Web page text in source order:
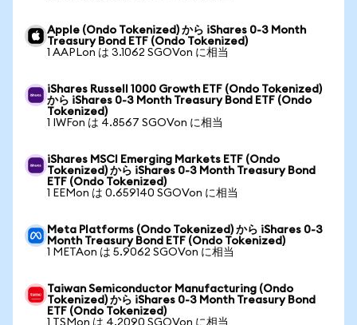
Apple (Ondo Tokenized) から iShares 0-3 Month
Treasury Bond ETF (Ondo Tokenized)
1 AAPLon は 3.1062 SGOVon に相当
iShares Russell 1000 Growth ETF (Ondo Tokenized)
から iShares 0-3 Month Treasury Bond ETF (Ondo
Tokenized)
1 IWFon は 4.8567 SGOVon に相当
iShares MSCI Emerging Markets ETF (Ondo
Tokenized) から iShares 0-3 Month Treasury Bond
ETF (Ondo Tokenized)
1 EEMon は 0.659140 SGOVon に相当
Meta Platforms (Ondo Tokenized) から iShares 0-3
Month Treasury Bond ETF (Ondo Tokenized)
1 METAon は 5.9062 SGOVon に相当
Taiwan Semiconductor Manufacturing (Ondo
Tokenized) から iShares 0-3 Month Treasury Bond
ETF (Ondo Tokenized)
1 TSMon は 4.2090 SGOVon に相当